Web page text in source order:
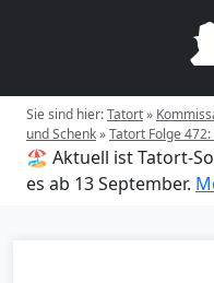
Sie sind hier:Tatort»
und Schenk»Tatort Folge
🏖️ Aktuell ist Tatort-
es ab 13 September.